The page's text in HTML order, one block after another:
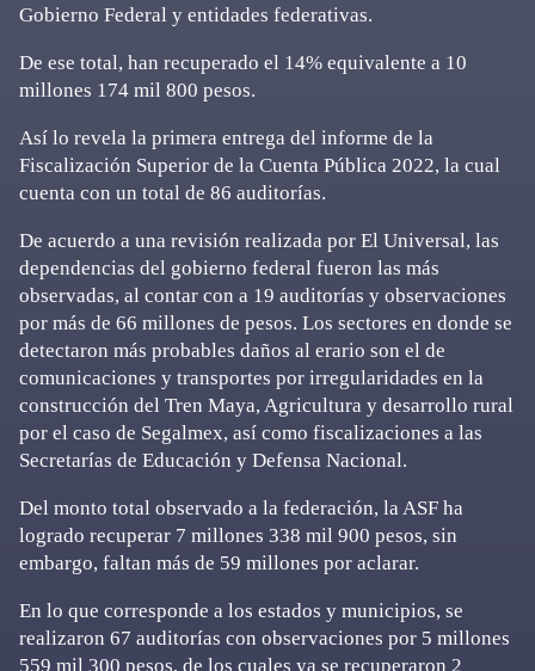
Gobierno Federal y entidades federativas.
De ese total, han recuperado el 14% equivalente a 10
millones 174 mil 800 pesos.
Así lo revela la primera entrega del informe de la
Fiscalización Superior de la Cuenta Pública 2022, la cual
cuenta con un total de 86 auditorías.
De acuerdo a una revisión realizada por El Universal, las
dependencias del gobierno federal fueron las más
observadas, al contar con a 19 auditorías y observaciones
por más de 66 millones de pesos. Los sectores en donde se
detectaron más probables daños al erario son el de
comunicaciones y transportes por irregularidades en la
construcción del Tren Maya, Agricultura y desarrollo rural
por el caso de Segalmex, así como fiscalizaciones a las
Secretarías de Educación y Defensa Nacional.
Del monto total observado a la federación, la ASF ha
logrado recuperar 7 millones 338 mil 900 pesos, sin
embargo, faltan más de 59 millones por aclarar.
En lo que corresponde a los estados y municipios, se
realizaron 67 auditorías con observaciones por 5 millones
559 mil 300 pesos, de los cuales ya se recuperaron 2